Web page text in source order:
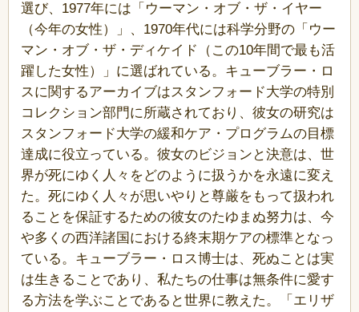
選び、1977年には「ウーマン・オブ・ザ・イヤー
（今年の女性）」、1970年代には科学分野の「ウー
マン・オブ・ザ・ディケイド（この10年間で最も活
躍した女性）」に選ばれている。キューブラー・ロ
スに関するアーカイブはスタンフォード大学の特別
コレクション部門に所蔵されており、彼女の研究は
スタンフォード大学の緩和ケア・プログラムの目標
達成に役立っている。彼女のビジョンと決意は、世
界が死にゆく人々をどのように扱うかを永遠に変え
た。死にゆく人々が思いやりと尊厳をもって扱われ
ることを保証するための彼女のたゆまぬ努力は、今
や多くの西洋諸国における終末期ケアの標準となっ
ている。キューブラー・ロス博士は、死ぬことは実
は生きることであり、私たちの仕事は無条件に愛す
る方法を学ぶことであると世界に教えた。「エリザ